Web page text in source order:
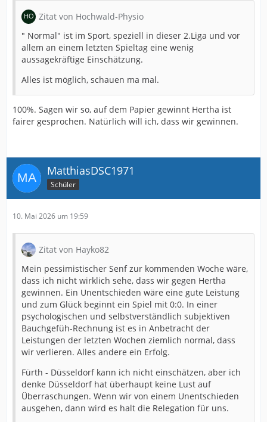
Zitat von Hochwald-Physio
" Normal" ist im Sport, speziell in dieser 2.Liga und vor
allem an einem letzten Spieltag eine wenig
aussagekräftige Einschätzung.
Alles ist möglich, schauen ma mal.
100%. Sagen wir so, auf dem Papier gewinnt Hertha ist
fairer gesprochen. Natürlich will ich, dass wir gewinnen.
MatthiasDSC1971
Schüler
10. Mai 2026 um 19:59
Zitat von Hayko82
Mein pessimistischer Senf zur kommenden Woche wäre,
dass ich nicht wirklich sehe, dass wir gegen Hertha
gewinnen. Ein Unentschieden wäre eine gute Leistung
und zum Glück beginnt ein Spiel mit 0:0. In einer
psychologischen und selbstverständlich subjektiven
Bauchgefüh-Rechnung ist es in Anbetracht der
Leistungen der letzten Wochen ziemlich normal, dass
wir verlieren. Alles andere ein Erfolg.
Fürth - Düsseldorf kann ich nicht einschätzen, aber ich
denke Düsseldorf hat überhaupt keine Lust auf
Überraschungen. Wenn wir von einem Unentschieden
ausgehen, dann wird es halt die Relegation für uns.